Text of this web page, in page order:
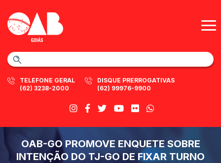
TELEFONE GERAL
(62) 3238-2000
DISQUE PRERROGATIVAS
(62) 99976-9900
OAB-GO PROMOVE ENQUETE SOBRE
INTENÇÃO DO TJ-GO DE FIXAR TURNO